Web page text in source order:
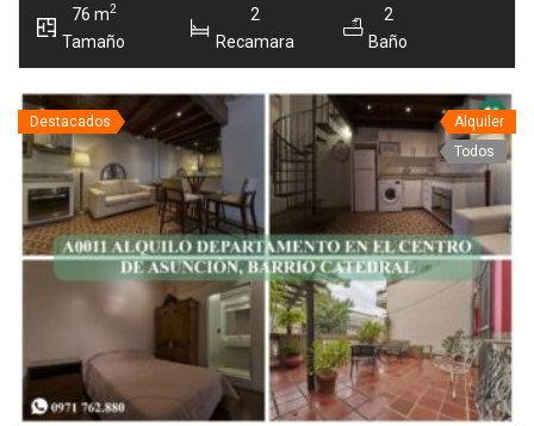
76 m2
Tamaño
2
Recamara
2
Baño
Destacados
Alquiler
Todos